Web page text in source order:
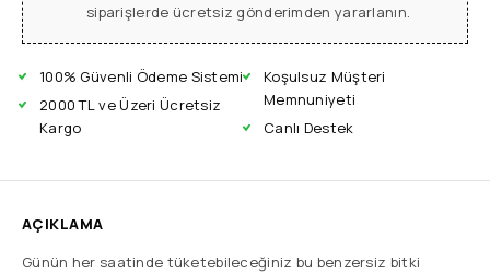
siparişlerde ücretsiz gönderimden yararlanın.
100% Güvenli Ödeme Sistemi
2000 TL ve Üzeri Ücretsiz
Kargo
Koşulsuz Müşteri
Memnuniyeti
Canlı Destek
AÇIKLAMA
Günün her saatinde tüketebileceğiniz bu benzersiz bitki